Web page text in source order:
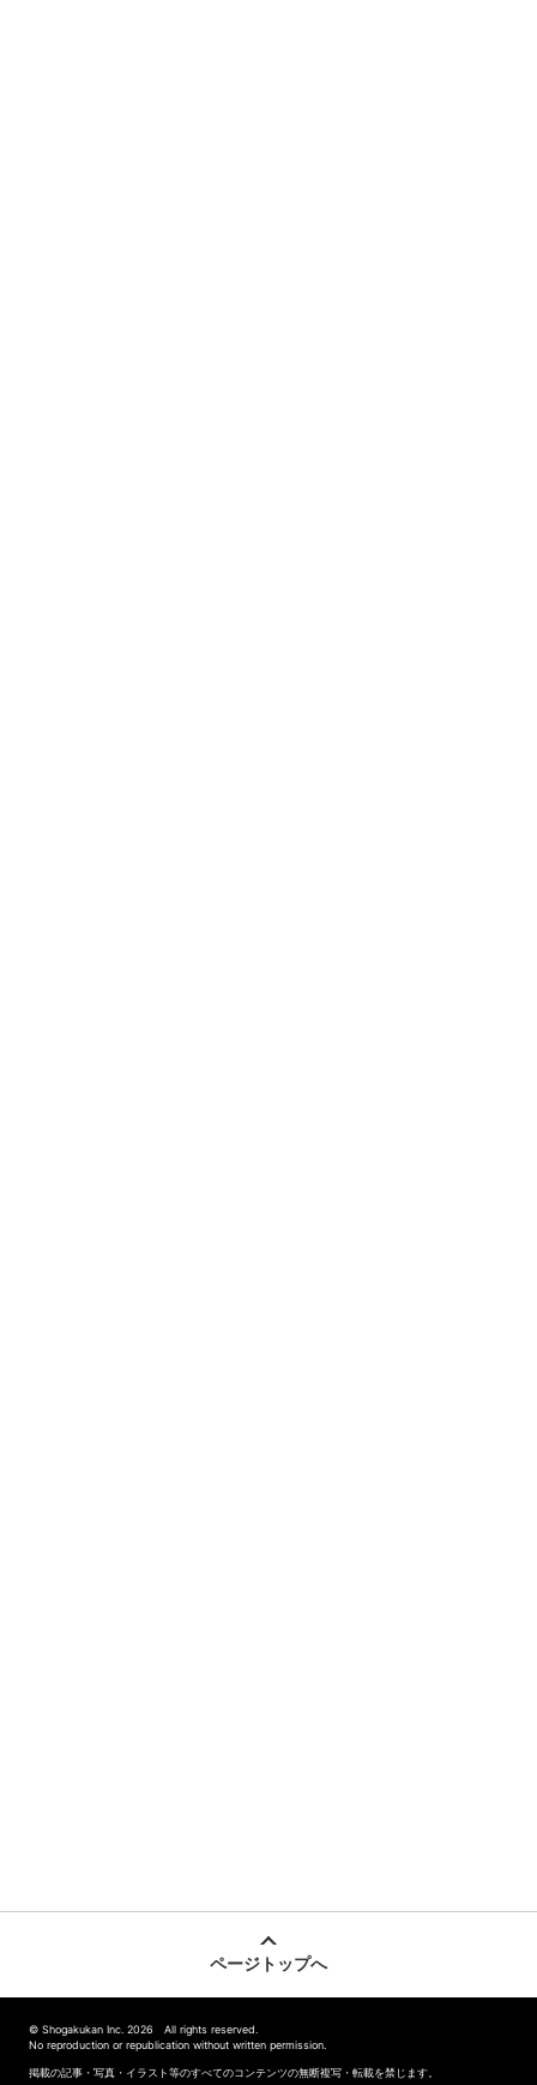
ページトップへ
© Shogakukan Inc. 2026 All rights reserved.
No reproduction or republication without written permission.
掲載の記事・写真・イラスト等のすべてのコンテンツの無断複写・転載を禁じます。